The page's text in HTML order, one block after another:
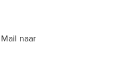
naar